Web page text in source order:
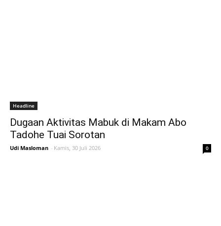
Headline
Dugaan Aktivitas Mabuk di Makam Abo
Tadohe Tuai Sorotan
Udi Masloman - Kamis, 30 Juli 2026 0